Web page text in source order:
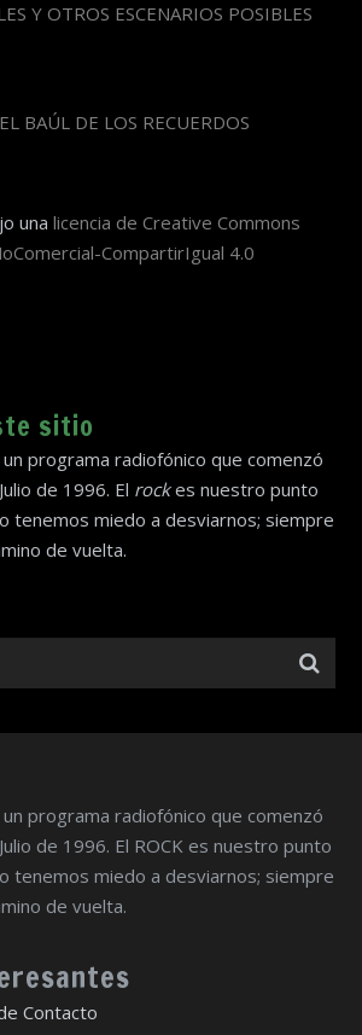
Y OTROS ESCENARIOS POSIBLES
BAÚL DE LOS RECUERDOS
una licencia de Creative Commons
CompartirIgual 4.0
sitio
programa radiofónico que comenzó
de 1996. El rockes nuestro punto
tenemos miedo a desviarnos; siempre
de vuelta.
programa radiofónico que comenzó
de 1996. El ROCK es nuestro punto
tenemos miedo a desviarnos; siempre
de vuelta.
Contacto